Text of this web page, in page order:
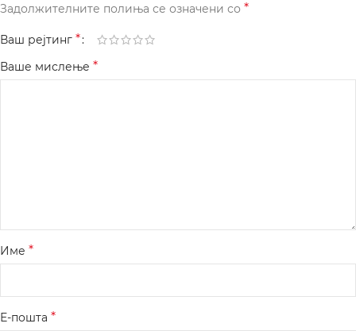
Задолжителните полиња се означени со *
Ваш рејтинг *
Ваше мислење *
Име *
Е-пошта *